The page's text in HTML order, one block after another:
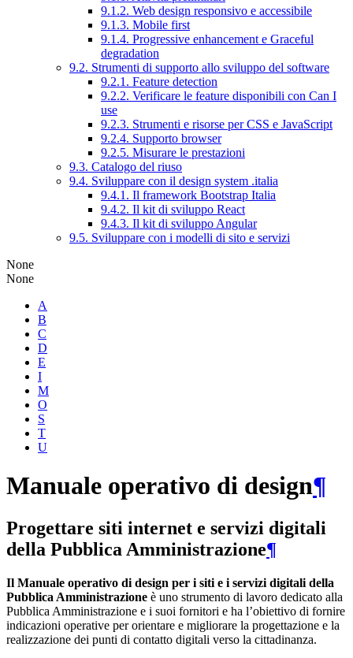
9.1.2. Web design responsivo e accessibile
9.1.3. Mobile first
9.1.4. Progressive enhancement e Graceful
degradation
9.2. Strumenti di supporto allo sviluppo del software
9.2.1. Feature detection
9.2.2. Verificare le feature disponibili con Can I
use
9.2.3. Strumenti e risorse per CSS e JavaScript
9.2.4. Supporto browser
9.2.5. Misurare le prestazioni
9.3. Catalogo del riuso
9.4. Sviluppare con il design system .italia
9.4.1. Il framework Bootstrap Italia
9.4.2. Il kit di sviluppo React
9.4.3. Il kit di sviluppo Angular
9.5. Sviluppare con i modelli di sito e servizi
None
None
A
B
C
D
E
I
M
O
S
T
U
Manuale operativo di design¶
Progettare siti internet e servizi digitali
della Pubblica Amministrazione¶
Il Manuale operativo di design per i siti e i servizi digitali della
Pubblica Amministrazione è uno strumento di lavoro dedicato alla
Pubblica Amministrazione e i suoi fornitori e ha l’obiettivo di fornire
indicazioni operative per orientare e migliorare la progettazione e la
realizzazione dei punti di contatto digitali verso la cittadinanza.